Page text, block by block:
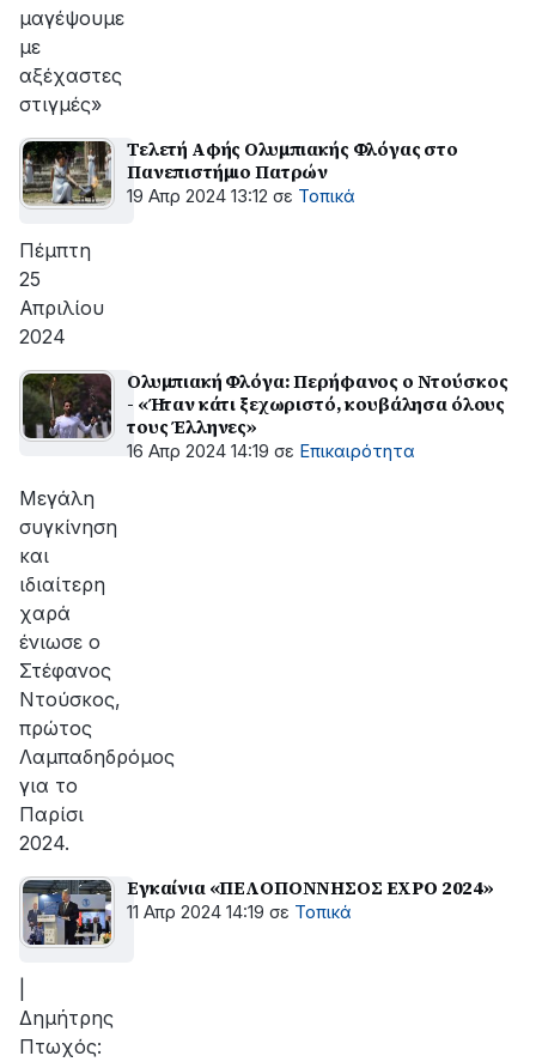
μαγέψουμε
με
αξέχαστες
στιγμές»
Τελετή Αφής Ολυμπιακής Φλόγας στο
Πανεπιστήμιο Πατρών
19 Απρ 2024 13:12 σε Τοπικά
Πέμπτη
25
Απριλίου
2024
Ολυμπιακή Φλόγα: Περήφανος ο Ντούσκος
- «Ήταν κάτι ξεχωριστό, κουβάλησα όλους
τους Έλληνες»
16 Απρ 2024 14:19 σε Επικαιρότητα
Μεγάλη
συγκίνηση
και
ιδιαίτερη
χαρά
ένιωσε ο
Στέφανος
Ντούσκος,
πρώτος
Λαμπαδηδρόμος
για το
Παρίσι
2024.
Εγκαίνια «ΠΕΛΟΠΟΝΝΗΣΟΣ EXPO 2024»
11 Απρ 2024 14:19 σε Τοπικά
Δημήτρης
Πτωχός: